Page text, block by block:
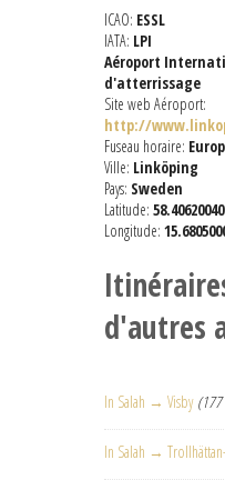
ICAO: ESSL
IATA: LPI
Aéroport
d'atterrissage
Site web Aéroport:
http://
Fuseau horaire:
Ville: Linköping
Pays: Sweden
Latitude:
Longitude:
d'autres
In Salah → Visby
In Salah →